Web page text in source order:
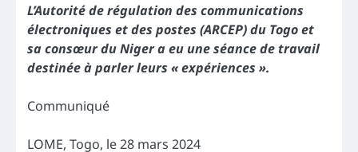
L’Autorité de régulation des communications
électroniques et des postes (ARCEP) du Togo et
sa consœur du Niger a eu une séance de travail
destinée à parler leurs « expériences ».
Communiqué
LOME, Togo, le 28 mars 2024